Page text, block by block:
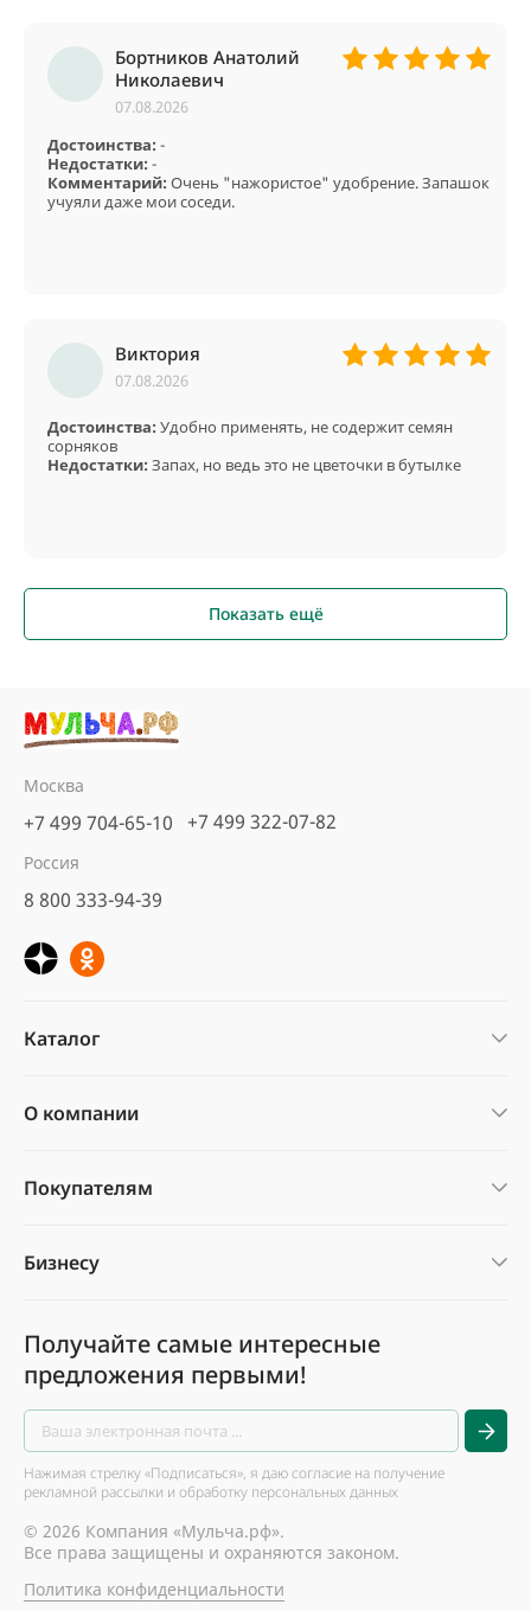
Бортников Анатолий
Николаевич
07.08.2026
Достоинства: -
Недостатки: -
Комментарий: Очень "нажористое" удобрение. Запашок
учуяли даже мои соседи.
Виктория
07.08.2026
Достоинства: Удобно применять, не содержит семян
сорняков
Недостатки: Запах, но ведь это не цветочки в бутылке
Показать ещё
Москва
+7 499 704-65-10 +7 499 322-07-82
Россия
8 800 333-94-39
Каталог
О компании
Покупателям
Бизнесу
Получайте самые интересные
предложения первыми!
Нажимая стрелку «Подписаться», я даю согласие на получение
рекламной рассылки и обработку персональных данных
© 2026 Компания «Мульча.рф».
Все права защищены и охраняются законом.
Политика конфиденциальности